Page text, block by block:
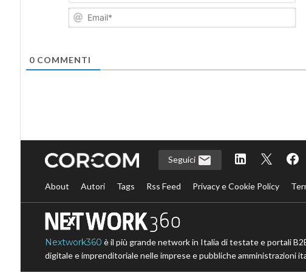
0COMMENTI
Seguici
About Autori Tags Rss Feed Privacy e Cookie Policy
Nextwork360 è il più grande network in Italia di testate e portali
digitale e imprenditoriale nelle imprese e pubbliche amministrazioni